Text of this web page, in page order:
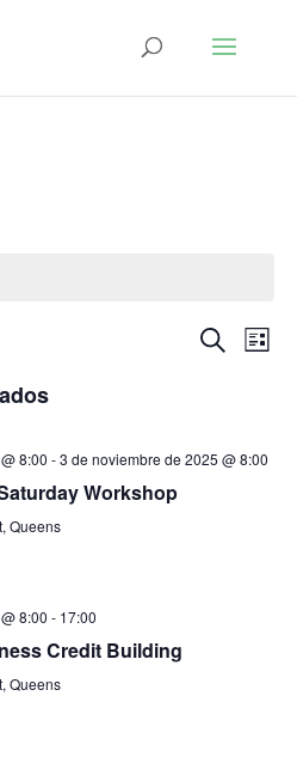
de
de
Buscarde
Lista
8:00 -3 de noviembre de 2025 @ 8:00
Workshop
Queens
8:00 - 17:00
Credit Building
Queens